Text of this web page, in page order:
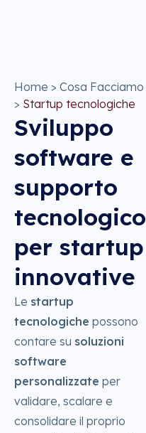
Home > Cosa Facciamo
> Startup tecnologiche
Sviluppo
software e
supporto
tecnologico
per startup
innovative
Le startup
tecnologiche possono
contare su soluzioni
software
personalizzate per
validare, scalare e
consolidare il proprio